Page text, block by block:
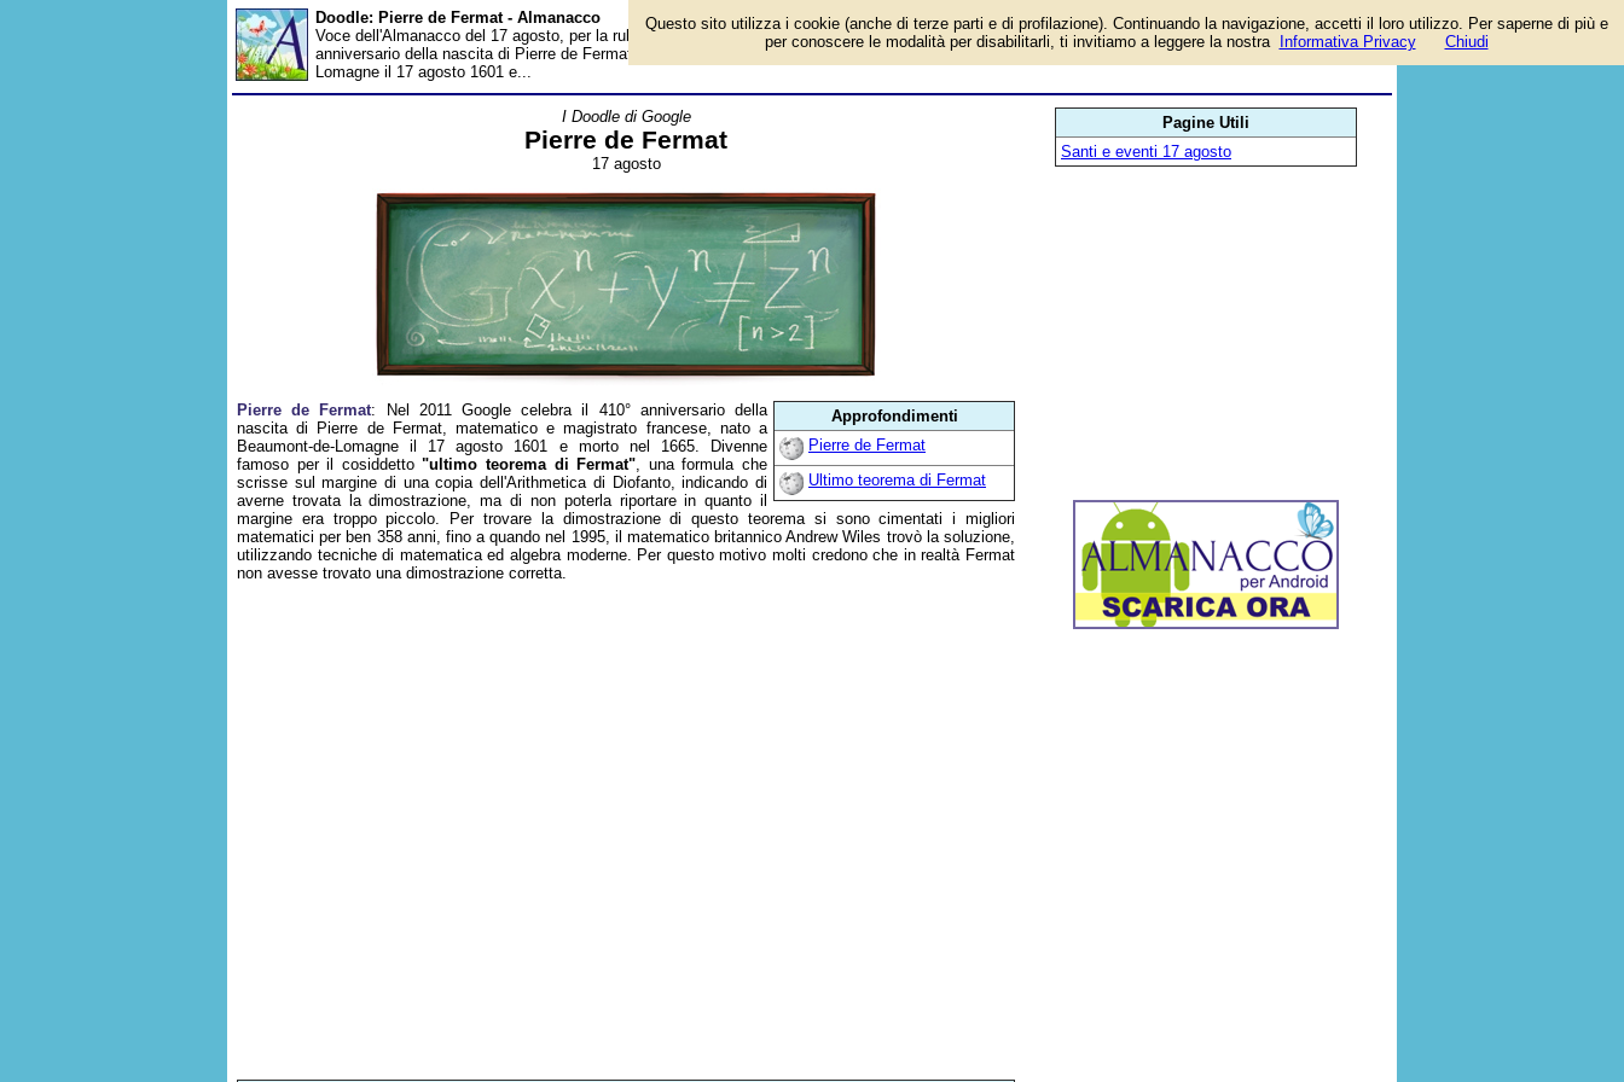
Doodle: Pierre de Fermat - Almanacco
Voce dell'Almanacco del 17 agosto, per la rubrica 'I Doodle di Google'. Nel 2011 Google celebra il 410°
anniversario della nascita di Pierre de Fermat, matematico e magistrato francese, nato a Beaumont-de-
Lomagne il 17 agosto 1601 e...
I Doodle di Google
Pierre de Fermat
17 agosto
Approfondimenti
Pierre de Fermat
Ultimo teorema di Fermat
Pierre de Fermat: Nel 2011 Google celebra il 410° anniversario della
nascita di Pierre de Fermat, matematico e magistrato francese, nato a
Beaumont-de-Lomagne il 17 agosto 1601 e morto nel 1665. Divenne
famoso per il cosiddetto"ultimo teorema di Fermat", una formula che
scrisse sul margine di una copia dell'Arithmetica di Diofanto, indicando di
averne trovata la dimostrazione, ma di non poterla riportare in quanto il
margine era troppo piccolo. Per trovare la dimostrazione di questo teorema si sono cimentati i migliori
matematici per ben 358 anni, fino a quando nel 1995, il matematico britannico Andrew Wiles trovò la soluzione,
utilizzando tecniche di matematica ed algebra moderne. Per questo motivo molti credono che in realtà Fermat
non avesse trovato una dimostrazione corretta.
Pagine Utili
Santi e eventi 17 agosto
Questo sito utilizza i cookie (anche di terze parti e di profilazione). Continuando la navigazione, accetti il loro utilizzo. Per saperne di più e
per conoscere le modalità per disabilitarli, ti invitiamo a leggere la nostra
Informativa Privacy Chiudi